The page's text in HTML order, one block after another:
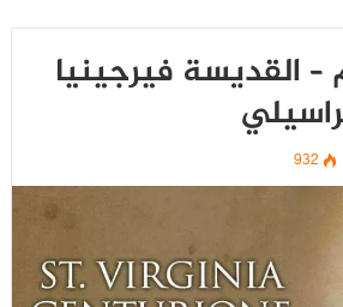
القديسة فيرجينيا
932